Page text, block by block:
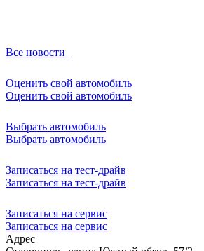
Все новости
Оценить свой автомобиль
Оценить свой автомобиль
Выбрать автомобиль
Выбрать автомобиль
Записаться на тест-драйв
Записаться на тест-драйв
Записаться на сервис
Записаться на сервис
Адрес